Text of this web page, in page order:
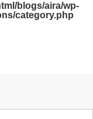
blogs/aira/wp-
category.php